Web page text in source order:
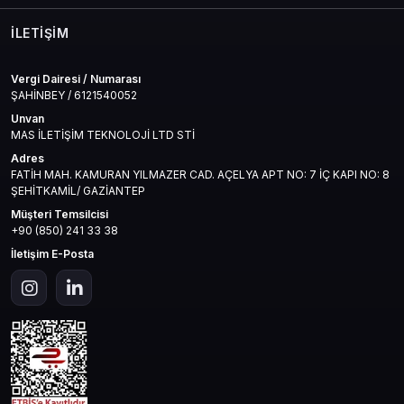
haline getirir.
Mercury Sunucusunda Ekonomi
Nasıl İşliyor?
Pazar sistemi oyuncuların elinde döner. Günlük olarak fiyatlar değişir.
Fırsatlar anlıktır. 100M ALZ ile:
Craftçılarla doğrudan alışveriş yaparsın
Yeni gelen event içeriklerine yatırım yaparsın
Yani ekonomiyle sen oynarsın, ekonomi seni değil.
İLETIŞIM
Vergi Dairesi / Numarası
ŞAHİNBEY / 6121540052
Unvan
MAS İLETİŞİM TEKNOLOJİ LTD STİ
Adres
FATİH MAH. KAMURAN YILMAZER CAD. AÇELYA APT NO: 7 İÇ KAPI NO: 8
ŞEHİTKAMİL/ GAZİANTEP
Müşteri Temsilcisi
+90 (850) 241 33 38
İletişim E-Posta